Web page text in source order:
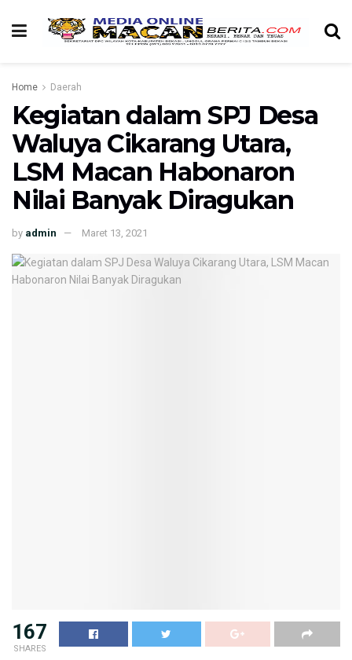
Home Daerah
Kegiatan dalam SPJ Desa
Waluya Cikarang Utara,
LSM Macan Habonaron
Nilai Banyak Diragukan
by admin Maret 13, 2021
167
SHARES